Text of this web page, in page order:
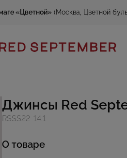
«Цветной» (Москва, Цветной
Джинсы Red
RSSS22-14.1
О товаре